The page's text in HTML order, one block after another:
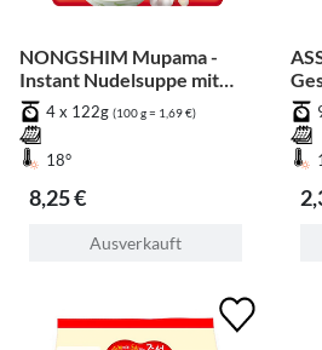
NONGSHIM Mupama -
Instant Nudelsuppe mit
Rettich, Lauch, Knoblauch
[Bündel]
4 x 122g (100 g = 1,69 €)
18°
8,25 €
Ausverkauft